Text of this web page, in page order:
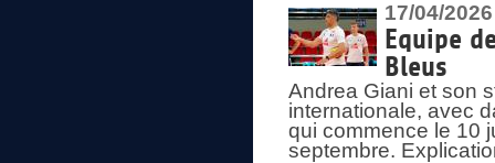
17/04/2026
Equipe
Bleus
Andrea Giani et son
internationale, avec
qui commence le 10
septembre.